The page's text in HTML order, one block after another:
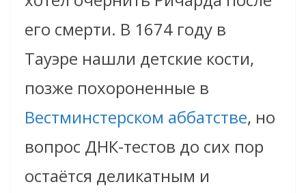
его смерти. В 1674 году в
Тауэре нашли детские кости,
позже похороненные в
Вестминстерском аббатстве, но
вопрос ДНК-тестов до сих пор
остаётся деликатным и